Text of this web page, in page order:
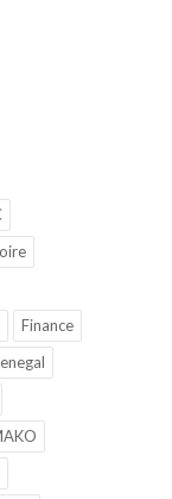
Finance